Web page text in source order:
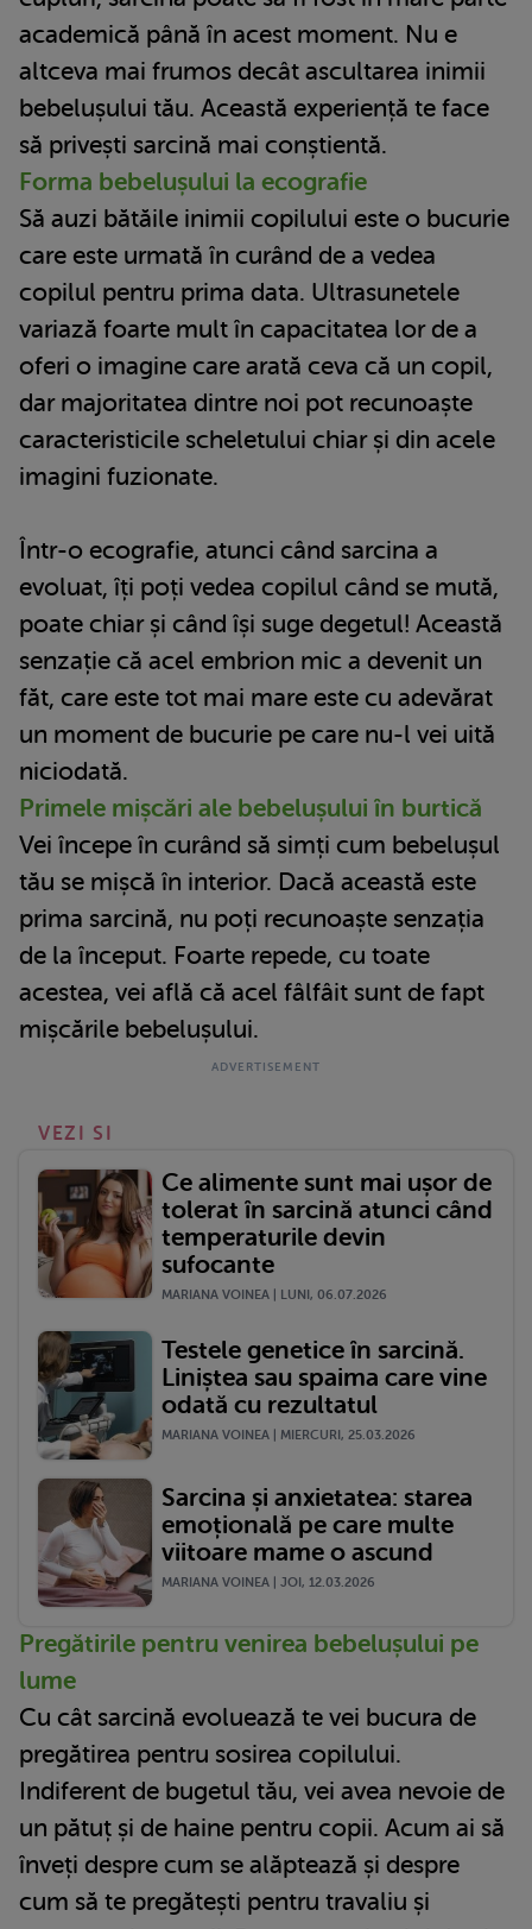
academică până în acest moment. Nu e
altceva mai frumos decât ascultarea inimii
bebelușului tău. Această experiență te face
să privești sarcină mai conștientă.
Forma bebelușului la ecografie
Să auzi bătăile inimii copilului este o bucurie
care este urmată în curând de a vedea
copilul pentru prima data. Ultrasunetele
variază foarte mult în capacitatea lor de a
oferi o imagine care arată ceva că un copil,
dar majoritatea dintre noi pot recunoaște
caracteristicile scheletului chiar și din acele
imagini fuzionate.
Într-o ecografie, atunci când sarcina a
evoluat, îți poți vedea copilul când se mută,
poate chiar și când își suge degetul! Această
senzație că acel embrion mic a devenit un
făt, care este tot mai mare este cu adevărat
un moment de bucurie pe care nu-l vei uită
niciodată.
Primele mișcări ale bebelușului în burtică
Vei începe în curând să simți cum bebelușul
tău se mișcă în interior. Dacă această este
prima sarcină, nu poți recunoaște senzația
de la început. Foarte repede, cu toate
acestea, vei află că acel fâlfâit sunt de fapt
mișcările bebelușului.
VEZI SI
Ce alimente sunt mai ușor de
tolerat în sarcină atunci când
temperaturile devin
sufocante
MARIANA VOINEA | LUNI, 06.07.2026
Testele genetice în sarcină.
Liniștea sau spaima care vine
odată cu rezultatul
MARIANA VOINEA | MIERCURI, 25.03.2026
Sarcina și anxietatea: starea
emoțională pe care multe
viitoare mame o ascund
MARIANA VOINEA | JOI, 12.03.2026
Pregătirile pentru venirea bebelușului pe
lume
Cu cât sarcină evoluează te vei bucura de
pregătirea pentru sosirea copilului.
Indiferent de bugetul tău, vei avea nevoie de
un pătuț și de haine pentru copii. Acum ai să
înveți despre cum se alăptează și despre
cum să te pregătești pentru travaliu și